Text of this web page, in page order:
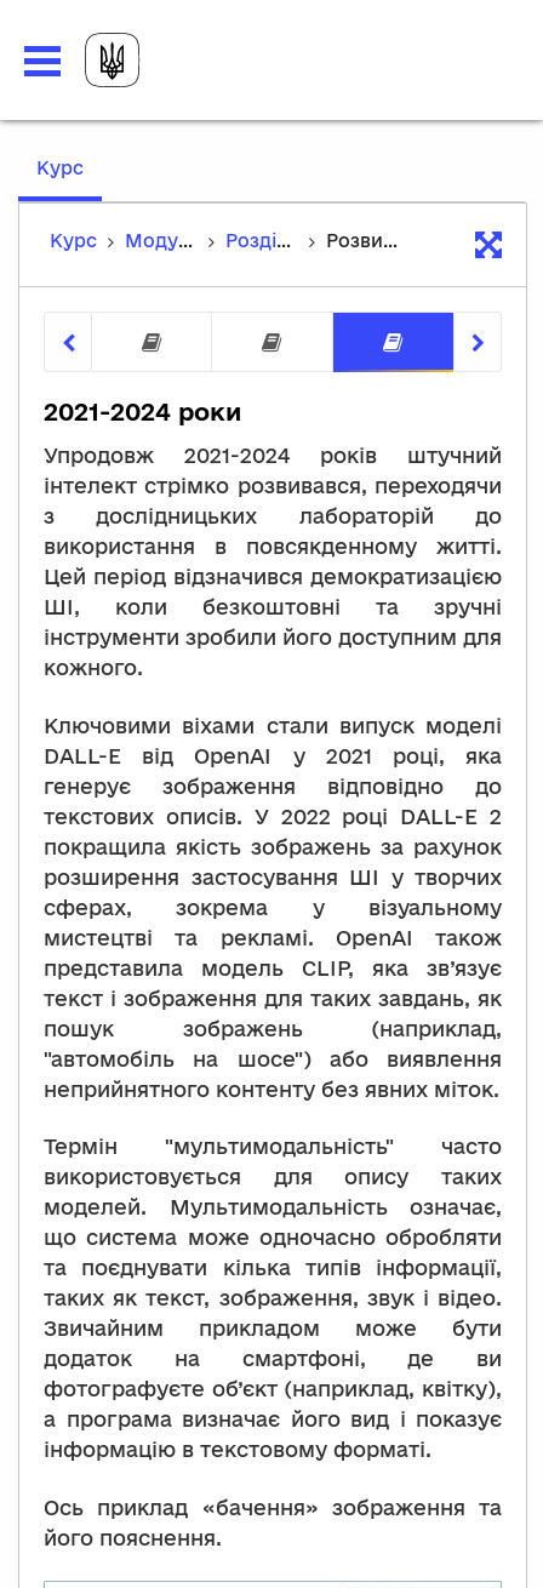
Курс,
Курс
Модуль 1: Основи застосування штучного інтелекту Розділ 3. Історія розвитку та основні поняття у сфері ШІ Розвиток технологій ШІ у 2021–2024 роках
Історія розвитку ШІ
2021-2024 роки
Упродовж 2021-2024 років штучний
інтелект стрімко розвивався, переходячи
з дослідницьких лабораторій до
використання в повсякденному житті.
Цей період відзначився демократизацією
ШІ, коли безкоштовні та зручні
інструменти зробили його доступним для
кожного.
Ключовими віхами стали випуск моделі
DALL-E від OpenAI у 2021 році, яка
генерує зображення відповідно до
текстових описів. У 2022 році DALL-E 2
покращила якість зображень за рахунок
розширення застосування ШІ у творчих
сферах, зокрема у візуальному
мистецтві та рекламі. OpenAI також
представила модель CLIP, яка зв’язує
текст і зображення для таких завдань, як
пошук зображень (наприклад,
"автомобіль на шосе") або виявлення
неприйнятного контенту без явних міток.
Термін "мультимодальність" часто
використовується для опису таких
моделей. Мультимодальність означає,
що система може одночасно обробляти
та поєднувати кілька типів інформації,
таких як текст, зображення, звук і відео.
Звичайним прикладом може бути
додаток на смартфоні, де ви
фотографуєте об’єкт (наприклад, квітку),
а програма визначає його вид і показує
інформацію в текстовому форматі.
Ось приклад «бачення» зображення та
його пояснення.